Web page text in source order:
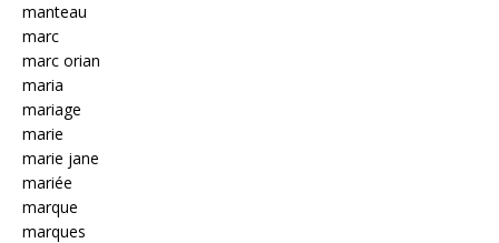
manteau
marc
marc orian
maria
mariage
marie
marie jane
mariée
marque
marques